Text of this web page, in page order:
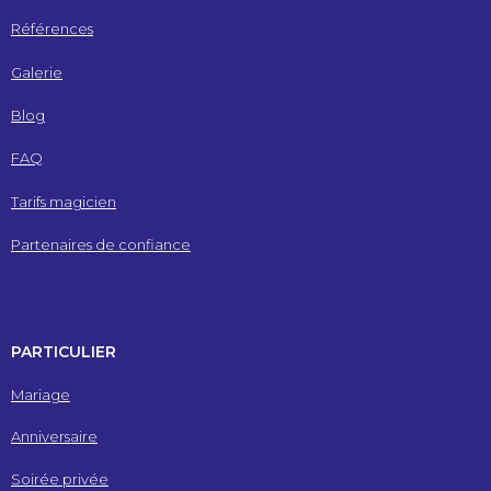
Références
Galerie
Blog
FAQ
Tarifs magicien
Partenaires de confiance
PARTICULIER
Mariage
Anniversaire
Soirée privée